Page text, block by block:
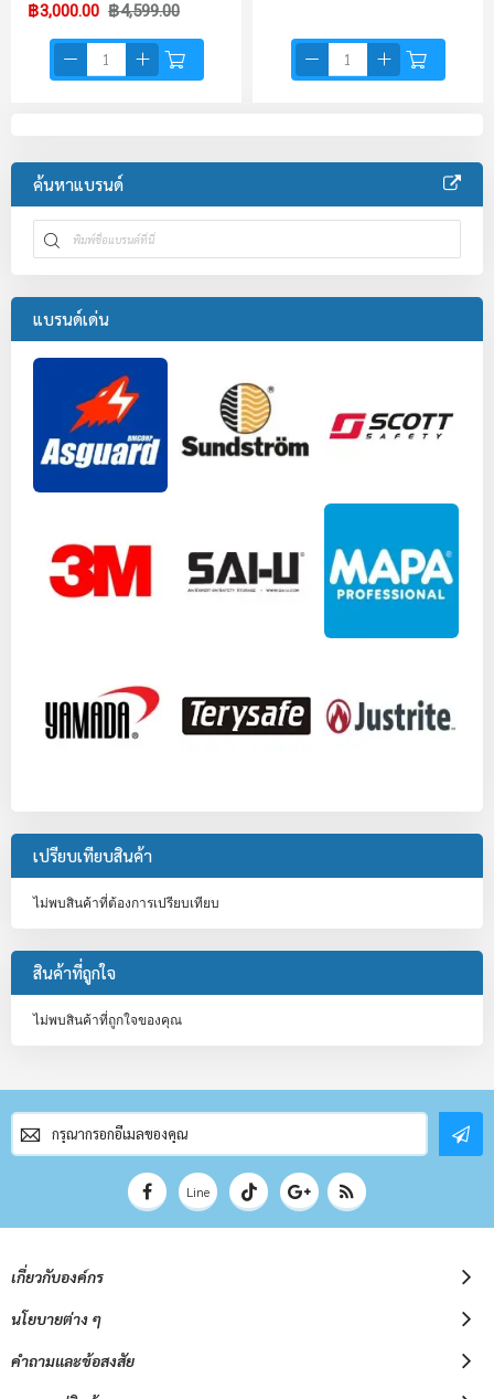
฿3,000.00 ฿4,599.00
ค้นหาแบรนด์
แบรนด์เด่น
เปรียบเทียบสินค้า
ไม่พบสินค้าที่ต้องการเปรียบเทียบ
สินค้าที่ถูกใจ
ไม่พบสินค้าที่ถูกใจของคุณ
สมัคร
สมาชิก
จดหมาย
Line
เกี่ยวกับองค์กร
นโยบายต่าง ๆ
คำถามและข้อสงสัย